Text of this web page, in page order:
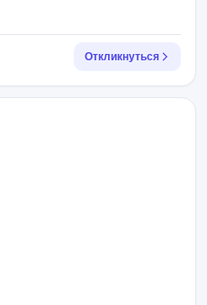
Откликнуться